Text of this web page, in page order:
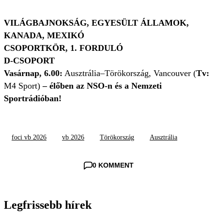
VILÁGBAJNOKSÁG, EGYESÜLT ÁLLAMOK,
KANADA, MEXIKÓ
CSOPORTKÖR, 1. FORDULÓ
D-CSOPORT
Vasárnap, 6.00: Ausztrália–Törökország, Vancouver (Tv:
M4 Sport)– élőben az NSO-n és a Nemzeti
Sportrádióban!
foci vb 2026 vb 2026 Törökország Ausztrália
0 KOMMENT
Legfrissebb hírek